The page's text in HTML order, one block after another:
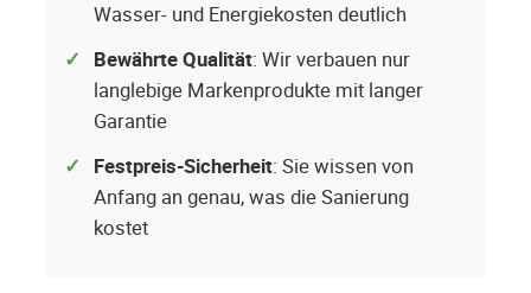
Wasser- und Energiekosten deutlich
Bewährte Qualität: Wir verbauen nur
langlebige Markenprodukte mit langer
Garantie
Festpreis-Sicherheit: Sie wissen von
Anfang an genau, was die Sanierung
kostet